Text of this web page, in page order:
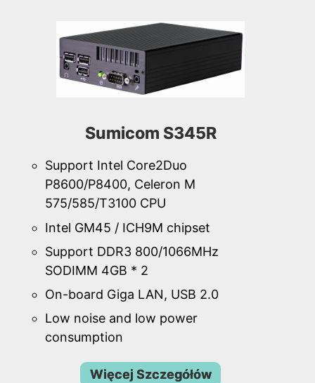
Sumicom S345R
Support Intel Core2Duo
P8600/P8400, Celeron M
575/585/T3100 CPU
Intel GM45 / ICH9M chipset
Support DDR3 800/1066MHz
SODIMM 4GB * 2
On-board Giga LAN, USB 2.0
Low noise and low power
consumption
Więcej Szczegółów